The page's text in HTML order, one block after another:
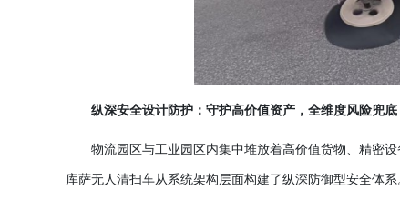
纵深安全设计防护：守护高价值资产，全维度风险兜底
物流园区与工业园区内集中堆放着高价值货物、精密
库萨无人清扫车从系统架构层面构建了纵深防御型安全体系